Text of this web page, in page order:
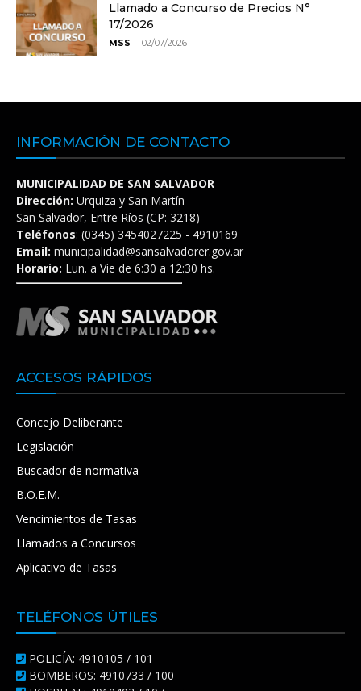
Llamado a Concurso de Precios N°
17/2026
MSS - 02/07/2026
INFORMACIÓN DE CONTACTO
MUNICIPALIDAD DE SAN SALVADOR
Dirección: Urquiza y San Martín
San Salvador, Entre Ríos (CP: 3218)
Teléfonos: (0345) 3454027225 - 4910169
Email: municipalidad@sansalvadorer.gov.ar
Horario: Lun. a Vie de 6:30 a 12:30 hs.
ACCESOS RÁPIDOS
Concejo Deliberante
Legislación
Buscador de normativa
B.O.E.M.
Vencimientos de Tasas
Llamados a Concursos
Aplicativo de Tasas
TELÉFONOS ÚTILES
POLICÍA: 4910105 / 101
BOMBEROS: 4910733 / 100